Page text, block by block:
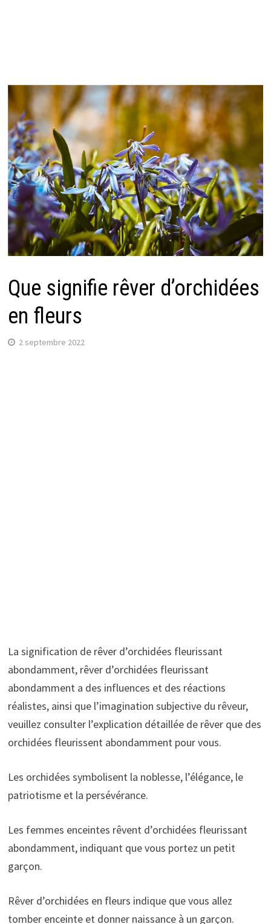
Que signifie rêver d’orchidées
en fleurs
2 septembre 2022
La signification de rêver d’orchidées fleurissant
abondamment, rêver d’orchidées fleurissant
abondamment a des influences et des réactions
réalistes, ainsi que l’imagination subjective du rêveur,
veuillez consulter l’explication détaillée de rêver que des
orchidées fleurissent abondamment pour vous.
Les orchidées symbolisent la noblesse, l’élégance, le
patriotisme et la persévérance.
Les femmes enceintes rêvent d’orchidées fleurissant
abondamment, indiquant que vous portez un petit
garçon.
Rêver d’orchidées en fleurs indique que vous allez
tomber enceinte et donner naissance à un garçon.